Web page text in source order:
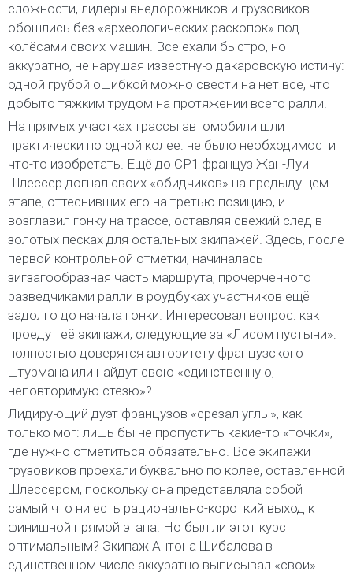
сложности, лидеры внедорожников и грузовиков
обошлись без «археологических раскопок» под
колёсами своих машин. Все ехали быстро, но
аккуратно, не нарушая известную дакаровскую истину:
одной грубой ошибкой можно свести на нет всё, что
добыто тяжким трудом на протяжении всего ралли.
На прямых участках трассы автомобили шли
практически по одной колее: не было необходимости
что-то изобретать. Ещё до СР1 француз Жан-Луи
Шлессер догнал своих «обидчиков» на предыдущем
этапе, оттеснивших его на третью позицию, и
возглавил гонку на трассе, оставляя свежий след в
золотых песках для остальных экипажей. Здесь, после
первой контрольной отметки, начиналась
зигзагообразная часть маршрута, прочерченного
разведчиками ралли в роудбуках участников ещё
задолго до начала гонки. Интересовал вопрос: как
проедут её экипажи, следующие за «Лисом пустыни»:
полностью доверятся авторитету французского
штурмана или найдут свою «единственную,
неповторимую стезю»?
Лидирующий дуэт французов «срезал углы», как
только мог: лишь бы не пропустить какие-то «точки»,
где нужно отметиться обязательно. Все экипажи
грузовиков проехали буквально по колее, оставленной
Шлессером, поскольку она представляла собой
самый что ни есть рационально-короткий выход к
финишной прямой этапа. Но был ли этот курс
оптимальным? Экипаж Антона Шибалова в
единственном числе аккуратно выписывал «свои»